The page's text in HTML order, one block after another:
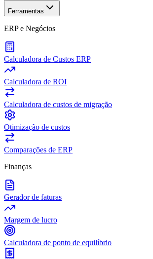
Ferramentas
ERP e Negócios
Calculadora de Custos ERP
Calculadora de ROI
Calculadora de custos de migração
Otimização de custos
Comparações de ERP
Finanças
Gerador de faturas
Margem de lucro
Calculadora de ponto de equilíbrio